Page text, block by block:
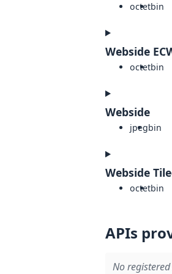
octetbin
Webside
octetbin
Webside
jpegbin
Webside
octetbin
APIs
No